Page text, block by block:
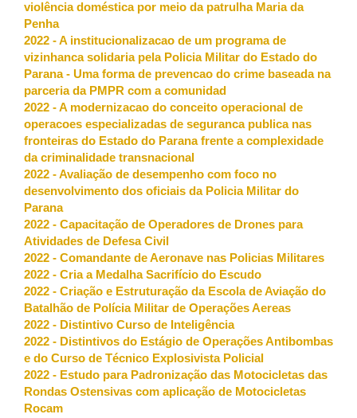
violência doméstica por meio da patrulha Maria da
Penha
2022 - A institucionalizacao de um programa de
vizinhanca solidaria pela Policia Militar do Estado do
Parana - Uma forma de prevencao do crime baseada na
parceria da PMPR com a comunidad
2022 - A modernizacao do conceito operacional de
operacoes especializadas de seguranca publica nas
fronteiras do Estado do Parana frente a complexidade
da criminalidade transnacional
2022 - Avaliação de desempenho com foco no
desenvolvimento dos oficiais da Policia Militar do
Parana
2022 - Capacitação de Operadores de Drones para
Atividades de Defesa Civil
2022 - Comandante de Aeronave nas Policias Militares
2022 - Cria a Medalha Sacrifício do Escudo
2022 - Criação e Estruturação da Escola de Aviação do
Batalhão de Polícia Militar de Operações Aereas
2022 - Distintivo Curso de Inteligência
2022 - Distintivos do Estágio de Operações Antibombas
e do Curso de Técnico Explosivista Policial
2022 - Estudo para Padronização das Motocicletas das
Rondas Ostensivas com aplicação de Motocicletas
Rocam